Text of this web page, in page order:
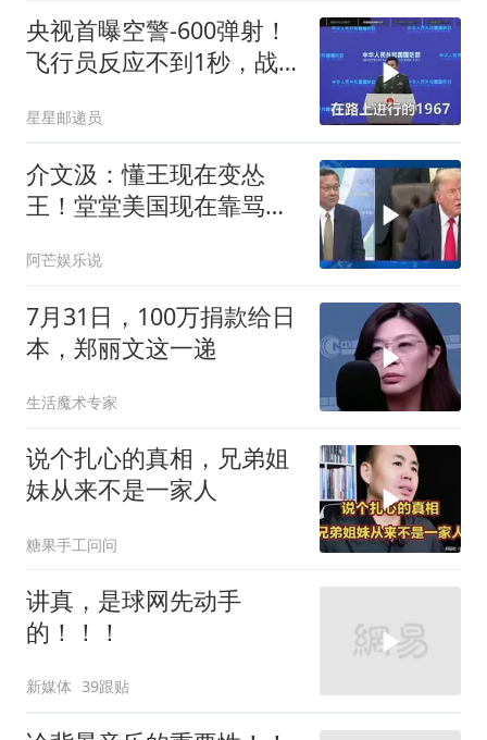
央视首曝空警-600弹射！
飞行员反应不到1秒，战
星星邮递员
介文汲：懂王现在变怂
王！堂堂美国现在靠骂人
阿芒娱乐说
7月31日，100万捐款给日
本，郑丽文这一递
生活魔术专家
说个扎心的真相，兄弟姐
妹从来不是一家人
糖果手工问问
讲真，是球网先动手
的！！！
新媒体 39跟贴